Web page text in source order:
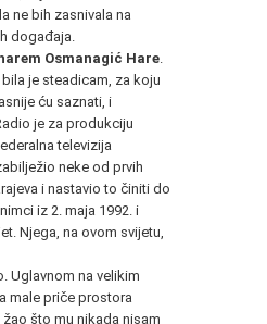
ne bih zasnivala na
događaja.
Osmanagić Hare
je steadicam, za koju
ću saznati, i
je za produkciju
televizija
neke od prvih
i nastavio to činiti do
iz 2. maja 1992. i
Njega, na ovom svijetu,
Uglavnom na velikim
male priče prostora
što mu nikada nisam